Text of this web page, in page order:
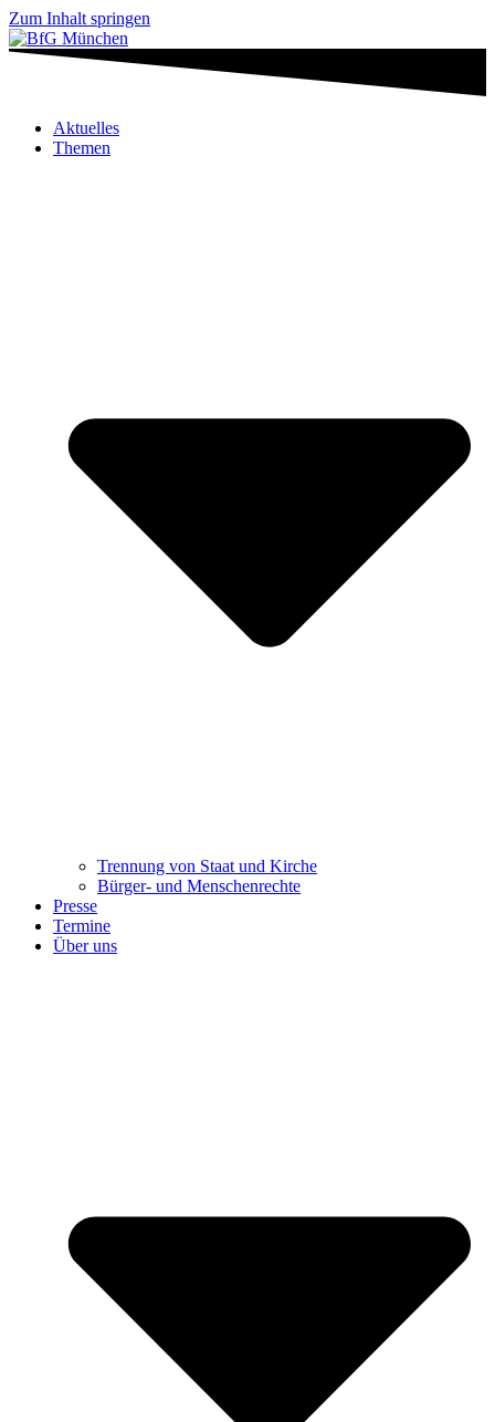
Zum Inhalt springen
Aktuelles
Themen
Trennung ​​​​​​​von Staat und Kirche
Bürger- und Menschenrechte
Presse
Termine
Über uns